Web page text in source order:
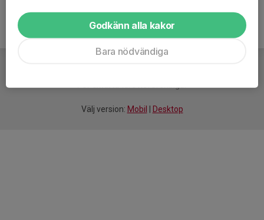
Försmartaidrottsföreningar
Välj version: Mobil Desktop
Godkänn alla kakor
Bara nödvändiga